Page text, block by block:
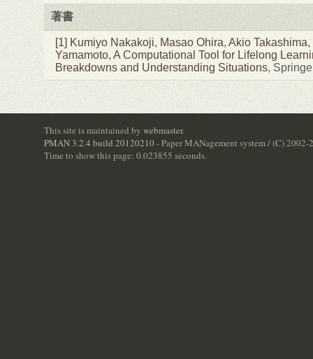
著書
[1] Kumiyo Nakakoji, Masao Ohira, Akio Takashima
Yamamoto, A Computational Tool for Lifelong
Breakdowns and Understanding Situations,
This site is maintained by webmaster.
PMAN 3.2.4 build 20120210 - Paper MANagement system / (C)
Time to show this page: 0.023855 seconds.